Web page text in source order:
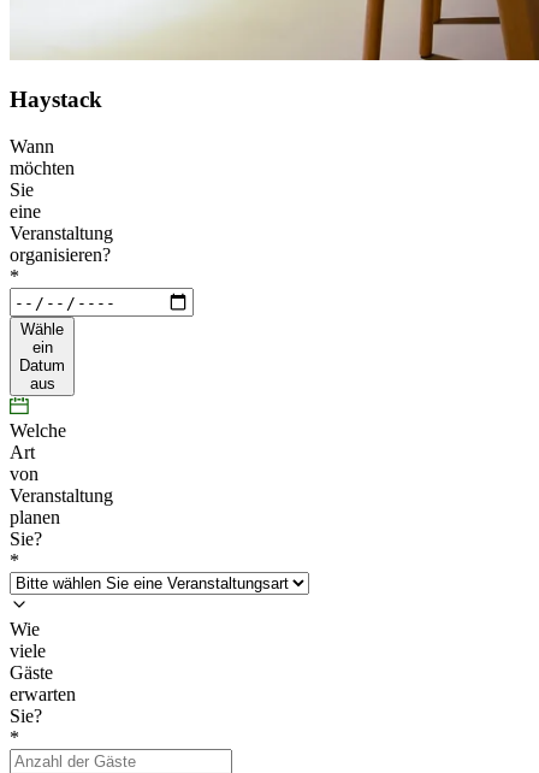
Haystack
Wann
möchten
Sie
eine
Veranstaltung
organisieren?
*
Wähle
ein
Datum
aus
Welche
Art
von
Veranstaltung
planen
Sie?
*
Wie
viele
Gäste
erwarten
Sie?
*